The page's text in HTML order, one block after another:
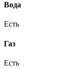
Вода
Есть
Газ
Есть